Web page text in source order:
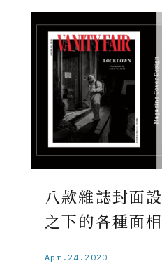
八款雜誌封面
之下的各種面相
Apr.24.2020